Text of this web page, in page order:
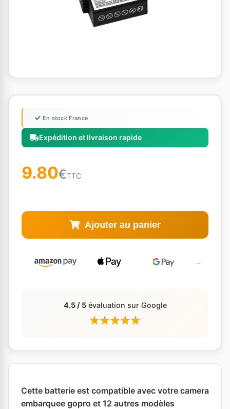
Expédition et livraison rapide
En stock France
9.80€TTC
Ajouter au panier
4.5 / 5évaluation sur Google
Cette batterie est compatible avec votre camera
embarquee gopro et 12 autres modèles